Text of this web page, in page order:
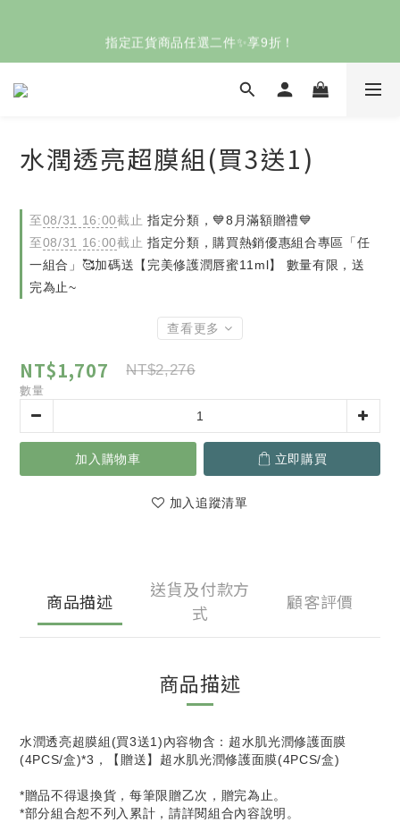
「花植清新潔膚凝膠」
歡慶父親節🧔🏻即日起～8/8結帳滿 $2000輸入【88快樂】送
水潤透亮超膜組(買3送1)
至08/31 16:00截止 指定分類，💙8月滿額贈禮💙
至08/31 16:00截止 指定分類，購買熱銷優惠組合專區「任
一組合」🥰加碼送【完美修護潤唇蜜11ml】 數量有限，送
完為止~
查看更多
NT$1,707 NT$2,276
數量
加入購物車 立即購買
加入追蹤清單
商品描述
送貨及付款方
式
顧客評價
商品描述
水潤透亮超膜組(買3送1)內容物含：超水肌光潤修護面膜
(4PCS/盒)*3，【贈送】超水肌光潤修護面膜(4PCS/盒)
*贈品不得退換貨，每筆限贈乙次，贈完為止。
*部分組合恕不列入累計，請詳閱組合內容說明。